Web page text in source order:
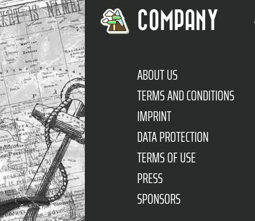
COMPANY
ABOUT US
TERMS AND CONDITIONS
IMPRINT
DATA PROTECTION
TERMS OF USE
PRESS
SPONSORS